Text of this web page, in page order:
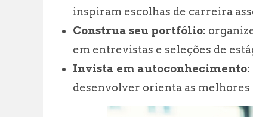
inspiram escolhas de carreira
Construa seu portfólio:
em entrevistas e seleções de
Invista em autoconhecimento:
desenvolver orienta as melhores